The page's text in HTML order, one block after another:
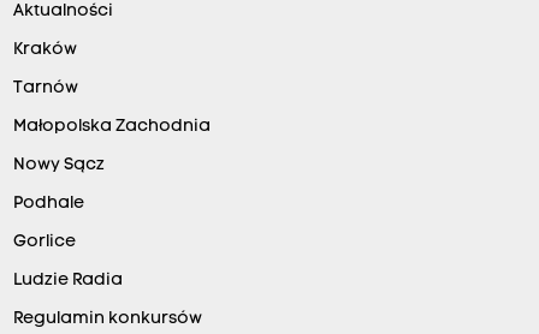
Aktualności
Kraków
Tarnów
Małopolska Zachodnia
Nowy Sącz
Podhale
Gorlice
Ludzie Radia
Regulamin konkursów